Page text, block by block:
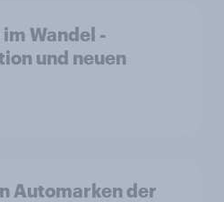
Wandel​ -
und neuen
Automarken der